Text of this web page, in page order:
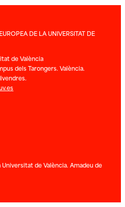
DE LA UNIVERSITAT DE
de València
dels Tarongers. València.
de València. Amadeu de